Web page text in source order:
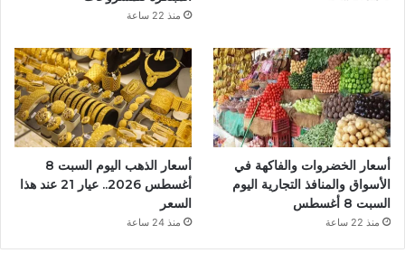
منذ 22 ساعة
أسعار الخضروات والفاكهة في
الأسواق والمنافذ التجارية اليوم
السبت 8 أغسطس
منذ 22 ساعة
أسعار الذهب اليوم السبت 8
أغسطس 2026.. عيار 21 عند هذا
السعر
منذ 24 ساعة